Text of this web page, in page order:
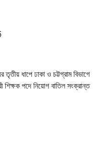
তৃতীয় ধাপে ঢাকা ও চট্টগ্রাম বিভাগে
শিক্ষক পদে নিয়োগ বাতিল সংক্রান্ত